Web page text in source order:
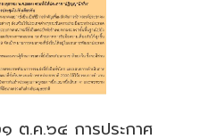
ต.ค.๖๔ การประกาศ